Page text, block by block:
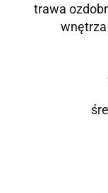
trawa
wnętrza